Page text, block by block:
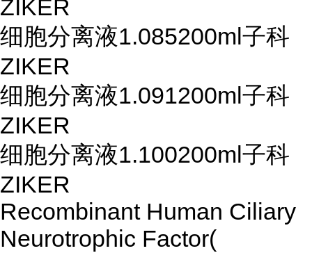
ZIKER
细胞分离液1.085200ml子科
ZIKER
细胞分离液1.091200ml子科
ZIKER
细胞分离液1.100200ml子科
ZIKER
Recombinant Human Ciliary
Neurotrophic Factor(